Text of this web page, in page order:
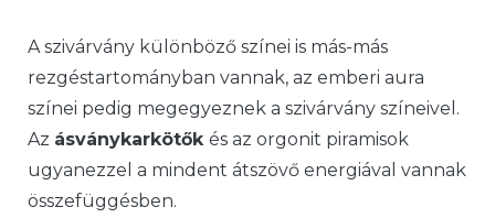
A szivárvány különböző színei is más-más
rezgéstartományban vannak, az emberi aura
színei pedig megegyeznek a szivárvány színeivel.
Az ásványkarkötők és az orgonit piramisok
ugyanezzel a mindent átszövő energiával vannak
összefüggésben.